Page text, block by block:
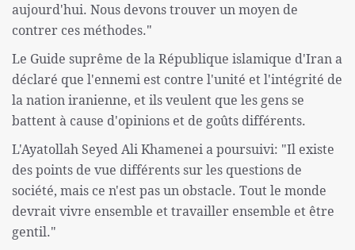
aujourd'hui. Nous devons trouver un moyen de
contrer ces méthodes."
Le Guide suprême de la République islamique d'Iran a
déclaré que l'ennemi est contre l'unité et l'intégrité de
la nation iranienne, et ils veulent que les gens se
battent à cause d'opinions et de goûts différents.
L'Ayatollah Seyed Ali Khamenei a poursuivi: "Il existe
des points de vue différents sur les questions de
société, mais ce n'est pas un obstacle. Tout le monde
devrait vivre ensemble et travailler ensemble et être
gentil."